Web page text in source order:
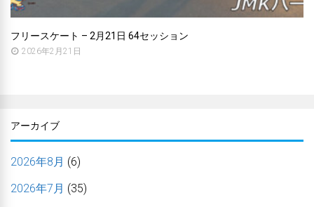
フリースケート – 2月21日 64セッション
2026年2月21日
アーカイブ
2026年8月 (6)
2026年7月 (35)